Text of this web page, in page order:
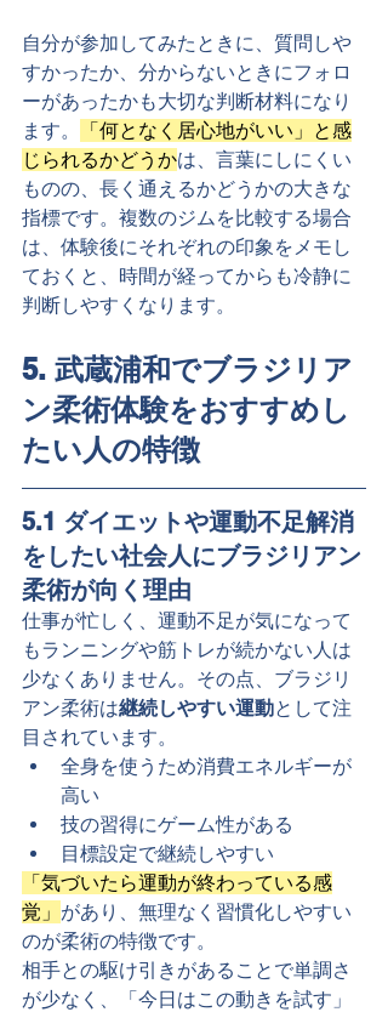
自分が参加してみたときに、質問しや
すかったか、分からないときにフォロ
ーがあったかも大切な判断材料になり
ます。
「何となく居心地がいい」と感
じられるかどうかは、言葉にしにくい
ものの、長く通えるかどうかの大きな
指標です。複数のジムを比較する場合
は、体験後にそれぞれの印象をメモし
ておくと、時間が経ってからも冷静に
判断しやすくなります。
5. 武蔵浦和でブラジリア
ン柔術体験をおすすめし
たい人の特徴
5.1 ダイエットや運動不足解消
をしたい社会人にブラジリアン
柔術が向く理由
仕事が忙しく、運動不足が気になって
もランニングや筋トレが続かない人は
少なくありません。その点、ブラジリ
アン柔術は継続しやすい運動として注
目されています。
全身を使うため消費エネルギーが
高い
技の習得にゲーム性がある
目標設定で継続しやすい
「気づいたら運動が終わっている感
覚」 があり、無理なく習慣化しやすい
のが柔術の特徴です。
相手との駆け引きがあることで単調さ
が少なく、「今日はこの動きを試す」